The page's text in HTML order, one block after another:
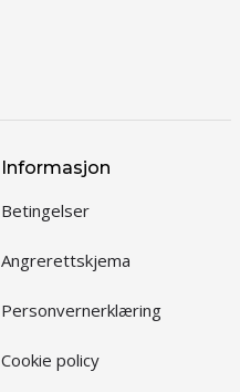
Informasjon
Betingelser
Angrerettskjema
Personvernerklæring
Cookie policy